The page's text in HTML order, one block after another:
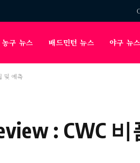
농구 뉴스 배드민턴 뉴스 야구 뉴스
및 예측
: CWC